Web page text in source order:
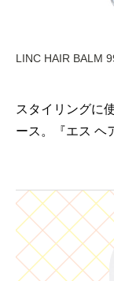
LINC HAIR BALM
スタイリングに
ース。『エス ヘ